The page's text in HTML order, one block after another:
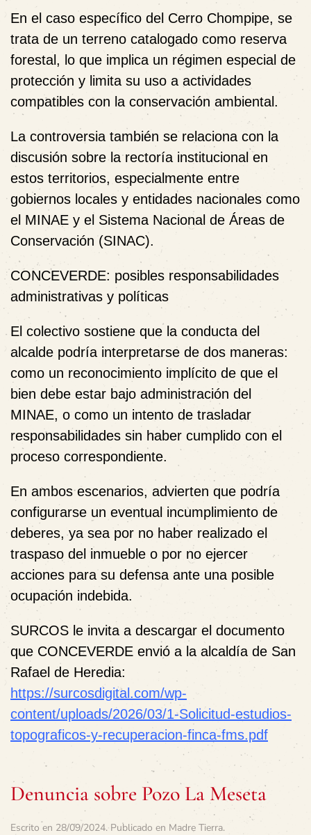
En el caso específico del Cerro Chompipe, se
trata de un terreno catalogado como reserva
forestal, lo que implica un régimen especial de
protección y limita su uso a actividades
compatibles con la conservación ambiental.
La controversia también se relaciona con la
discusión sobre la rectoría institucional en
estos territorios, especialmente entre
gobiernos locales y entidades nacionales como
el MINAE y el Sistema Nacional de Áreas de
Conservación (SINAC).
CONCEVERDE: posibles responsabilidades
administrativas y políticas
El colectivo sostiene que la conducta del
alcalde podría interpretarse de dos maneras:
como un reconocimiento implícito de que el
bien debe estar bajo administración del
MINAE, o como un intento de trasladar
responsabilidades sin haber cumplido con el
proceso correspondiente.
En ambos escenarios, advierten que podría
configurarse un eventual incumplimiento de
deberes, ya sea por no haber realizado el
traspaso del inmueble o por no ejercer
acciones para su defensa ante una posible
ocupación indebida.
SURCOS le invita a descargar el documento
que CONCEVERDE envió a la alcaldía de San
Rafael de Heredia:
https://surcosdigital.com/wp-
content/uploads/2026/03/1-Solicitud-estudios-
topograficos-y-recuperacion-finca-fms.pdf
Denuncia sobre Pozo La Meseta
Escrito en 28/09/2024. Publicado en Madre Tierra.